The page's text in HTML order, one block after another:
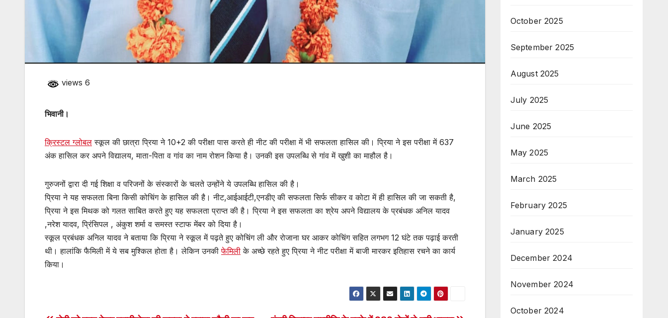
views 6
भिवानी।
क्रिस्टल ग्लोबल स्कूल की छात्रा प्रिया ने 10+2 की परीक्षा पास करते ही नीट की परीक्षा में भी सफलता हासिल की। प्रिया ने इस परीक्षा में 637
अंक हासिल कर अपने विद्यालय, माता-पिता व गांव का नाम रोशन किया है। उनकी इस उपलब्धि से गांव में खुशी का माहौल है।
गुरुजनों द्वारा दी गई शिक्षा व परिजनों के संस्कारों के चलते उन्होंने ये उपलब्धि हासिल की है।
प्रिया ने यह सफलता बिना किसी कोचिंग के हासिल की है। नीट,आईआईटी,एनडीए की सफलता सिर्फ सीकर व कोटा में ही हासिल की जा सकती है,
प्रिया ने इस मिथक को गलत साबित करते हुए यह सफलता प्राप्त की है। प्रिया ने इस सफलता का श्रेय अपने विद्यालय के प्रबंधक अनिल यादव
,नरेश यादव, प्रिंसिपल , अंकुश शर्मा व समस्त स्टाफ मेंबर को दिया है।
स्कूल प्रबंधक अनिल यादव ने बताया कि प्रिया ने स्कूल में पढ़ते हुए कोचिंग ली और रोजाना घर आकर कोचिंग सहित लगभग 12 घंटे तक पढ़ाई करती
थी। हालांकि फैमिली में ये सब मुश्किल होता है। लेकिन उनकीफेमिली के अच्छे रहते हुए प्रिया ने नीट परीक्षा में बाजी मारकर इतिहास रचने का कार्य
किया।
October 2025
September 2025
August 2025
July 2025
June 2025
May 2025
March 2025
February 2025
January 2025
December 2024
November 2024
October 2024